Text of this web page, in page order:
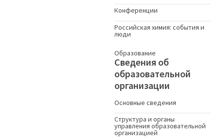
Конференции
Российская химия: события и
люди
Образование
Сведения об
образовательной
организации
Основные сведения
Структура и органы
управления образовательной
организацией